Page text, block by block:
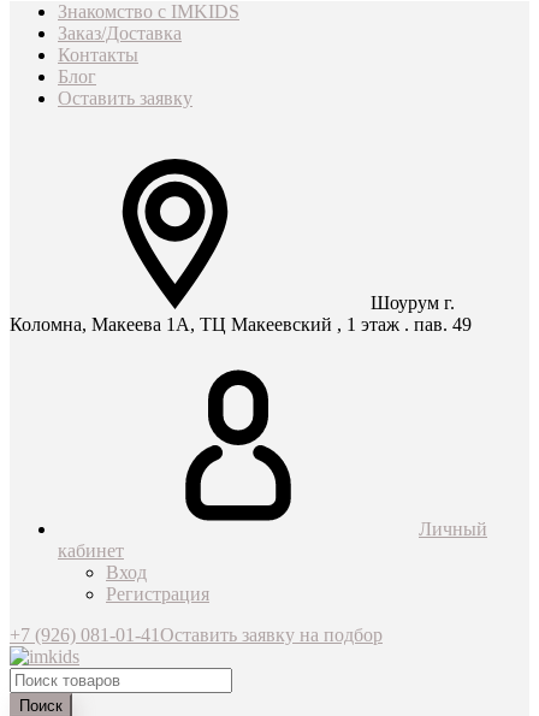
Знакомство с IMKIDS
Заказ/Доставка
Контакты
Блог
Оставить заявку
Шоурум г.
Коломна, Макеева 1А, ТЦ Макеевский , 1 этаж . пав. 49
Личный
кабинет
Вход
Регистрация
+7 (926) 081-01-41Оставить заявку на подбор
Поиск